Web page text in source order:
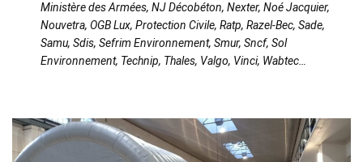
Ministère des Armées, NJ Décobéton, Nexter, Noé Jacquier,
Nouvetra, OGB Lux, Protection Civile, Ratp, Razel-Bec, Sade,
Samu, Sdis, Sefrim Environnement, Smur, Sncf, Sol
Environnement, Technip, Thales, Valgo, Vinci, Wabtec…